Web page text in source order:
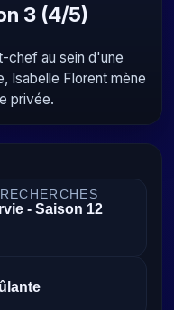
3 (4/5)
chef au sein d'une
Isabelle Florent mène
privée.
- Saison 12